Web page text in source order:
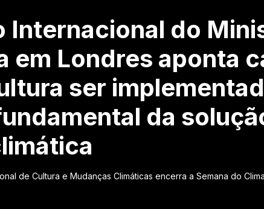
Internacional do
em Londres aponta
ser
da
de Cultura e Mudanças Climáticas encerra a Semana do